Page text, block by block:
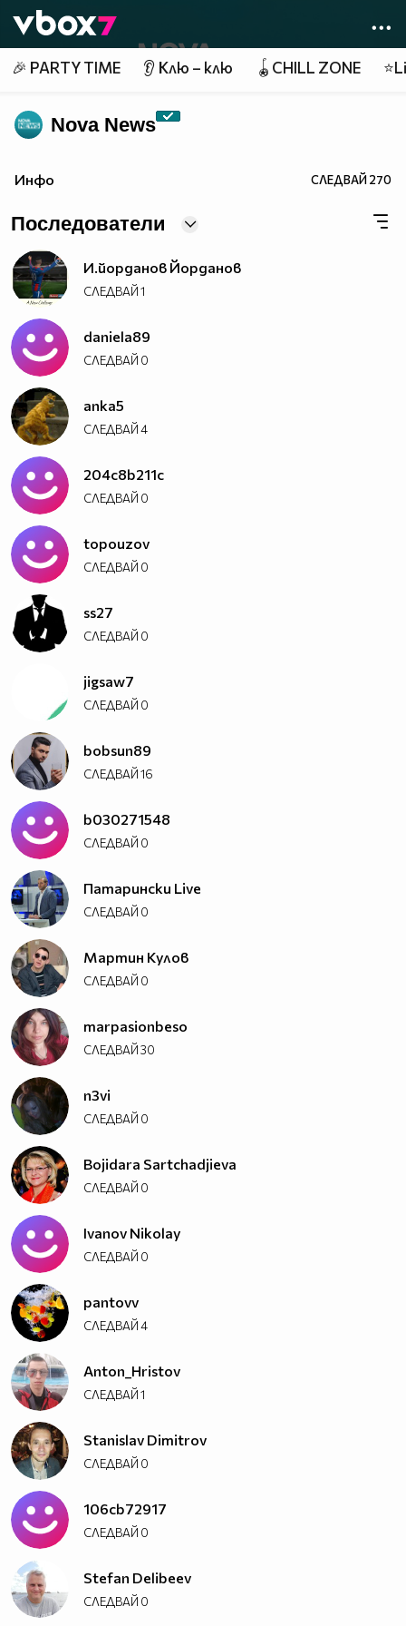
👾
🎉 PARTY TIME 👂 Клю – клю 🪀CHILL ZONE
Nova News
Инфо СЛЕДВАЙ270
Последователи
И.йорданов Йорданов
СЛЕДВАЙ1
daniela89
СЛЕДВАЙ 0
anka5
СЛЕДВАЙ4
204c8b211c
СЛЕДВАЙ 0
topouzov
СЛЕДВАЙ 0
ss27
СЛЕДВАЙ 0
jigsaw7
СЛЕДВАЙ 0
bobsun89
СЛЕДВАЙ16
b030271548
СЛЕДВАЙ 0
Патарински Live
СЛЕДВАЙ 0
Мартин Кулов
СЛЕДВАЙ 0
marpasionbeso
СЛЕДВАЙ30
n3vi
СЛЕДВАЙ 0
Bojidara Sartchadjieva
СЛЕДВАЙ 0
Ivanov Nikolay
СЛЕДВАЙ 0
pantovv
СЛЕДВАЙ4
Anton_Hristov
СЛЕДВАЙ1
Stanislav Dimitrov
СЛЕДВАЙ 0
106cb72917
СЛЕДВАЙ 0
Stefan Delibeev
СЛЕДВАЙ 0